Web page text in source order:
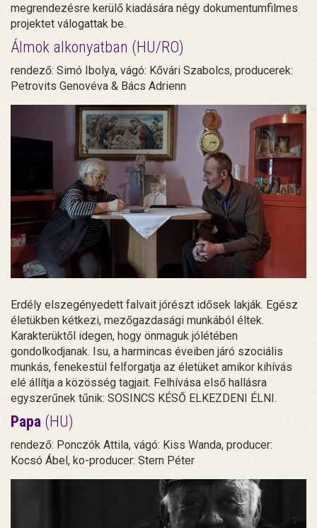
megrendezésre kerülő kiadására négy dokumentumfilmes
projektet válogattak be.
Álmok alkonyatban (HU/RO)
rendező: Simó Ibolya, vágó: Kővári Szabolcs, producerek:
Petrovits Genovéva & Bács Adrienn
Erdély elszegényedett falvait jórészt idősek lakják. Egész
életükben kétkezi, mezőgazdasági munkából éltek.
Karakterüktől idegen, hogy önmaguk jólétében
gondolkodjanak. Isu, a harmincas éveiben járó szociális
munkás, fenekestül felforgatja az életüket amikor kihívás
elé állítja a közösség tagjait. Felhívása első hallásra
egyszerűnek tűnik: SOSINCS KÉSŐ ELKEZDENI ÉLNI.
Papa (HU)
rendező: Ponczók Attila, vágó: Kiss Wanda, producer:
Kocsó Ábel, ko-producer: Stern Péter